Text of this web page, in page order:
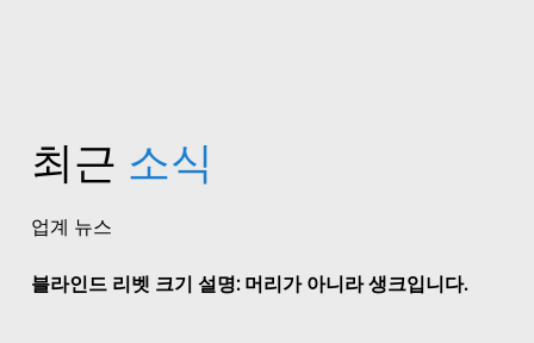
최근 소식
업계 뉴스
블라인드 리벳 크기 설명: 머리가 아니라 생크입니다.